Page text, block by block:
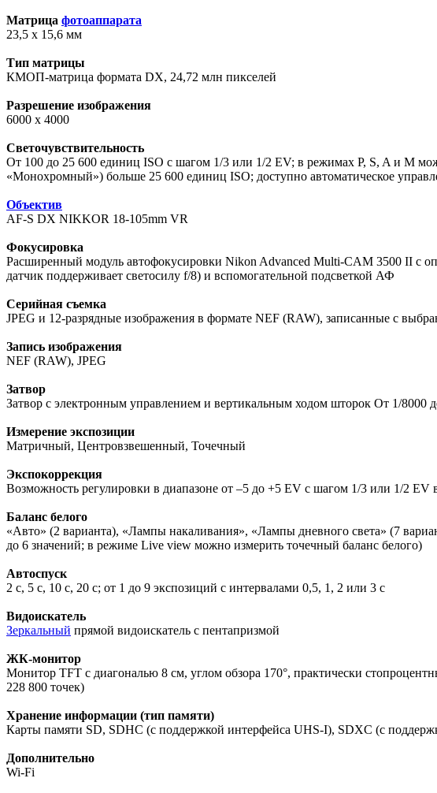
Матрица фотоаппарата
23,5 x 15,6 мм
Тип матрицы
КМОП-матрица формата DX, 24,72 млн пикселей
Разрешение изображения
6000 x 4000
Светочувствительность
От 100 до 25 600 единиц ISO с шагом 1/3 или 1/2 EV; в режимах P, S, A и M
«Монохромный») больше 25 600 единиц ISO; доступно автоматическое
Объектив
AF-S DX NIKKOR 18-105mm VR
Фокусировка
Расширенный модуль автофокусировки Nikon Advanced Multi-CAM 3500 II с
датчик поддерживает светосилу f/8) и вспомогательной подсветкой АФ
Серийная съемка
JPEG и 12-разрядные изображения в формате NEF (RAW), записанные с
Запись изображения
NEF (RAW), JPEG
Затвор
Затвор с электронным управлением и вертикальным ходом шторок От 1/
Измерение экспозиции
Матричный, Центровзвешенный, Точечный
Экспокоррекция
Возможность регулировки в диапазоне от –5 до +5 EV с шагом 1/3 или 1/2
Баланс белого
«Авто» (2 варианта), «Лампы накаливания», «Лампы дневного света» (7
до 6 значений; в режиме Live view можно измерить точечный баланс белого)
Автоспуск
2 с, 5 с, 10 с, 20 с; от 1 до 9 экспозиций с интервалами 0,5, 1, 2 или 3 с
Видоискатель
Зеркальный прямой видоискатель с пентапризмой
ЖК-монитор
Монитор TFT с диагональю 8 см, углом обзора 170°, практически
228 800 точек)
Хранение информации (тип памяти)
Карты памяти SD, SDHC (с поддержкой интерфейса UHS-I), SDXC (с
Дополнительно
Wi-Fi